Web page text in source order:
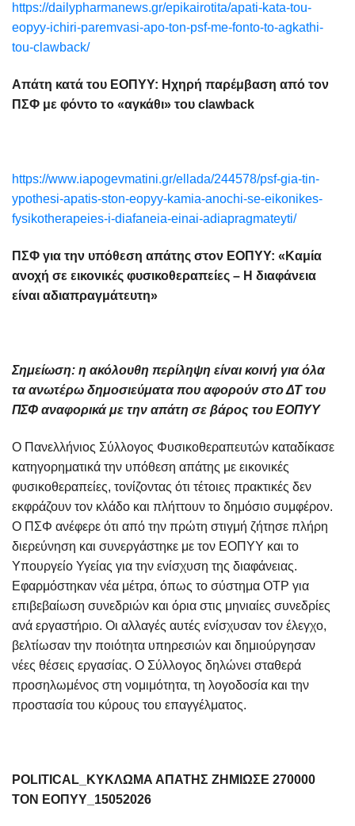
https://dailypharmanews.gr/epikairotita/apati-kata-tou-
eopyy-ichiri-paremvasi-apo-ton-psf-me-fonto-to-agkathi-
tou-clawback/
Απάτη κατά του ΕΟΠΥΥ: Ηχηρή παρέμβαση από τον
ΠΣΦ με φόντο το «αγκάθι» του clawback
https://www.iapogevmatini.gr/ellada/244578/psf-gia-tin-
ypothesi-apatis-ston-eopyy-kamia-anochi-se-eikonikes-
fysikotherapeies-i-diafaneia-einai-adiapragmateyti/
ΠΣΦ για την υπόθεση απάτης στον ΕΟΠΥΥ: «Καμία
ανοχή σε εικονικές φυσικοθεραπείες – Η διαφάνεια
είναι αδιαπραγμάτευτη»
Σημείωση: η ακόλουθη περίληψη είναι κοινή για όλα
τα ανωτέρω δημοσιεύματα που αφορούν στο ΔΤ του
ΠΣΦ αναφορικά με την απάτη σε βάρος του ΕΟΠΥΥ
Ο Πανελλήνιος Σύλλογος Φυσικοθεραπευτών καταδίκασε
κατηγορηματικά την υπόθεση απάτης με εικονικές
φυσικοθεραπείες, τονίζοντας ότι τέτοιες πρακτικές δεν
εκφράζουν τον κλάδο και πλήττουν το δημόσιο συμφέρον.
Ο ΠΣΦ ανέφερε ότι από την πρώτη στιγμή ζήτησε πλήρη
διερεύνηση και συνεργάστηκε με τον ΕΟΠΥΥ και το
Υπουργείο Υγείας για την ενίσχυση της διαφάνειας.
Εφαρμόστηκαν νέα μέτρα, όπως το σύστημα OTP για
επιβεβαίωση συνεδριών και όρια στις μηνιαίες συνεδρίες
ανά εργαστήριο. Οι αλλαγές αυτές ενίσχυσαν τον έλεγχο,
βελτίωσαν την ποιότητα υπηρεσιών και δημιούργησαν
νέες θέσεις εργασίας. Ο Σύλλογος δηλώνει σταθερά
προσηλωμένος στη νομιμότητα, τη λογοδοσία και την
προστασία του κύρους του επαγγέλματος.
POLITICAL_ΚΥΚΛΩΜΑ ΑΠΑΤΗΣ ΖΗΜΙΩΣΕ 270000
ΤΟΝ ΕΟΠΥΥ_15052026